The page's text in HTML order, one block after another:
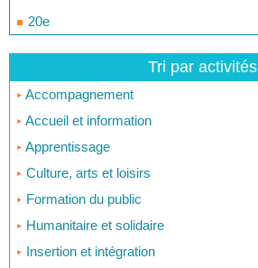
20e
Tri par activités
Accompagnement
Accueil et information
Apprentissage
Culture, arts et loisirs
Formation du public
Humanitaire et solidaire
Insertion et intégration